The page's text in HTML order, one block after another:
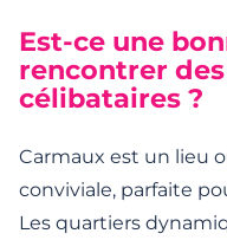
Est-ce une
rencontrer
célibataires ?
Carmaux est un lieu
conviviale, parfaite
Les quartiers